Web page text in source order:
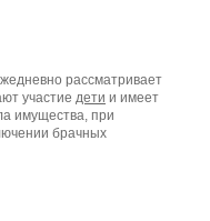
рассматривает
участие дети и имеет
имущества, при
брачных